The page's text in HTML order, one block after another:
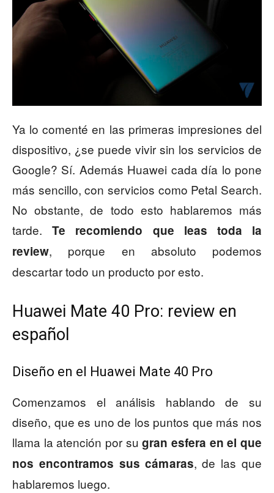
Ya lo comenté en las primeras impresiones del
dispositivo, ¿se puede vivir sin los servicios de
Google? Sí. Además Huawei cada día lo pone
más sencillo, con servicios como Petal Search.
No obstante, de todo esto hablaremos más
tarde.Te recomiendo que leas toda la
review, porque en absoluto podemos
descartar todo un producto por esto.
Huawei Mate 40 Pro: review en
español
Diseño en el Huawei Mate 40 Pro
Comenzamos el análisis hablando de su
diseño, que es uno de los puntos que más nos
llama la atención por sugran esfera en el que
nos encontramos sus cámaras, de las que
hablaremos luego.